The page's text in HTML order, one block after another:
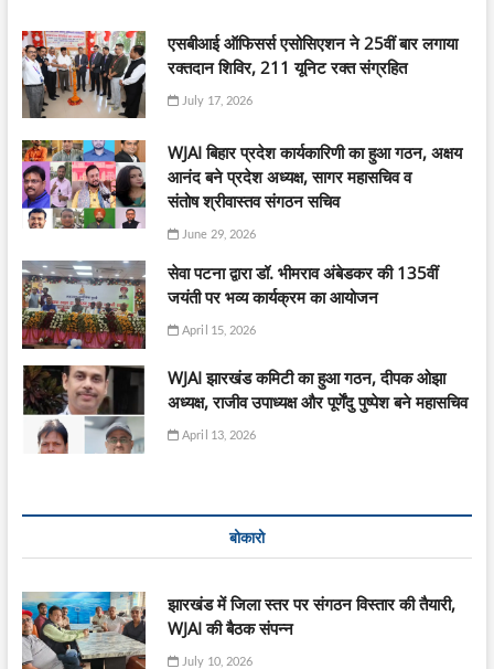
एसबीआई ऑफिसर्स एसोसिएशन ने 25वीं बार लगाया
रक्तदान शिविर, 211 यूनिट रक्त संग्रहित
July 17, 2026
WJAI बिहार प्रदेश कार्यकारिणी का हुआ गठन, अक्षय
आनंद बने प्रदेश अध्यक्ष, सागर महासचिव व
संतोष श्रीवास्तव संगठन सचिव
June 29, 2026
सेवा पटना द्वारा डॉ. भीमराव अंबेडकर की 135वीं
जयंती पर भव्य कार्यक्रम का आयोजन
April 15, 2026
WJAI झारखंड कमिटी का हुआ गठन, दीपक ओझा
अध्यक्ष, राजीव उपाध्यक्ष और पूर्णेंदु पुष्पेश बने महासचिव
April 13, 2026
बोकारो
झारखंड में जिला स्तर पर संगठन विस्तार की तैयारी,
WJAI की बैठक संपन्न
July 10, 2026